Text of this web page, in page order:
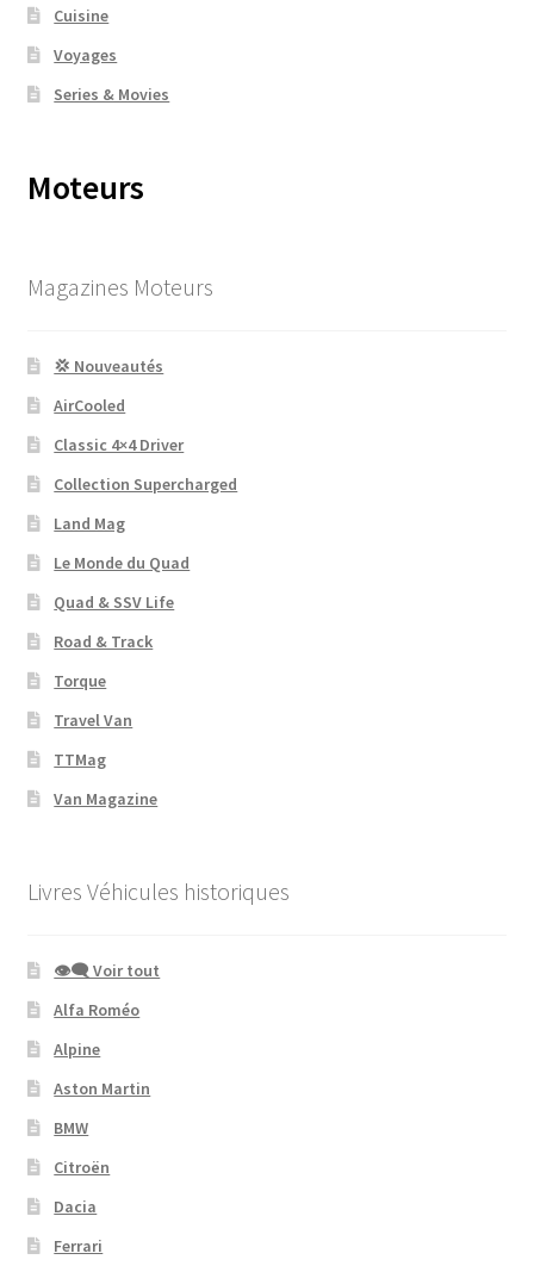
Cuisine
Voyages
Series & Movies
Moteurs
Magazines Moteurs
💢 Nouveautés
AirCooled
Classic 4×4 Driver
Collection Supercharged
Land Mag
Le Monde du Quad
Quad & SSV Life
Road & Track
Torque
Travel Van
TTMag
Van Magazine
Livres Véhicules historiques
👁‍🗨 Voir tout
Alfa Roméo
Alpine
Aston Martin
BMW
Citroën
Dacia
Ferrari